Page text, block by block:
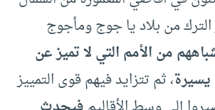
من بلاد يا جوج ومأجوج
من الأمم التي لا تميز عن
يسيرة، ثم تتزايد فيهم قوى التمييز